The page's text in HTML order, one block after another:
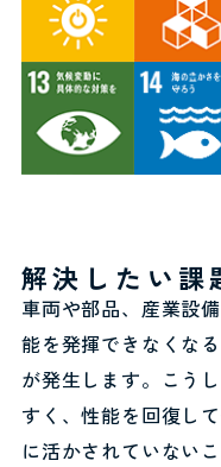
解決したい課
車両や部品、産業設
能を発揮できなくな
が発生します。こう
すく、性能を回復し
に活かされていない